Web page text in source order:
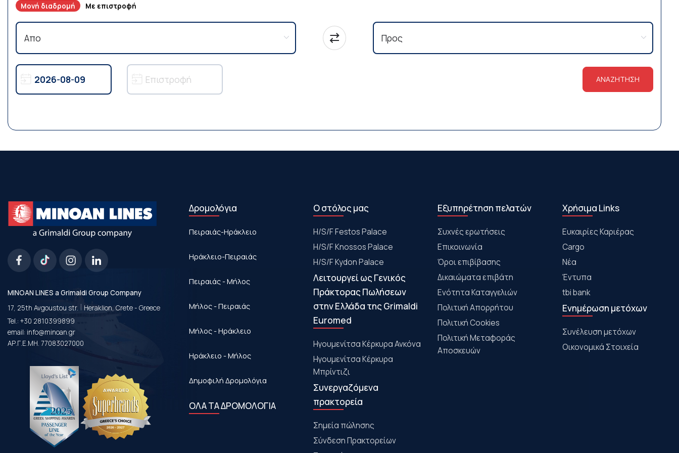
Μονή διαδρομή Με επιστροφή
ΑΝΑΖΗΤΗΣΗ
MINOAN LINES a Grimaldi Group Company
17, 25th Avgoustou str. | Heraklion, Crete - Greece
Tel.: +30 2810399899
email: info@minoan.gr
ΑΡ.Γ.Ε.ΜΗ. 77083027000
Δρομολόγια
Πειραιάς-Ηράκλειο
Ηράκλειο-Πειραιάς
Πειραιάς - Μήλος
Μήλος - Πειραιάς
Μήλος - Ηράκλειο
Ηράκλειο - Μήλος
Δημοφιλή Δρομολόγια
ΟΛΑ ΤΑ ΔΡΟΜΟΛΟΓΙΑ
Ο στόλος μας
Η/S/F Festos Palace
H/S/F Knossos Palace
H/S/F Kydon Palace
Λειτουργεί ως Γενικός
Πράκτορας Πωλήσεων
στην Ελλάδα της Grimaldi
Euromed
Ηγουμενίτσα Κέρκυρα Ανκόνα
Ηγουμενίτσα Κέρκυρα
Μπρίντιζι
Συνεργαζόμενα
πρακτορεία
Σημεία πώλησης
Σύνδεση Πρακτορείων
Εξυπηρέτηση πελατών
Συχνές ερωτήσεις
Επικοινωνία
Όροι επιβίβασης
Δικαιώματα επιβάτη
Ενότητα Καταγγελιών
Πολιτική Απορρήτου
Πολιτική Cookies
Πολιτική Μεταφοράς
Αποσκευών
Χρήσιμα Links
Ευκαιρίες Καριέρας
Cargo
Νέα
Έντυπα
tbi bank
Ενημέρωση μετόχων
Συνέλευση μετόχων
Οικονομικά Στοιχεία